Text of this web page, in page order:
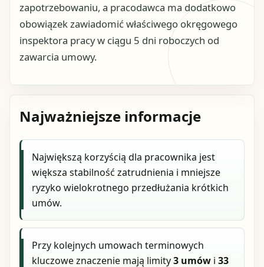
zapotrzebowaniu, a pracodawca ma dodatkowo
obowiązek zawiadomić właściwego okręgowego
inspektora pracy w ciągu 5 dni roboczych od
zawarcia umowy.
Najważniejsze informacje
Największą korzyścią dla pracownika jest
większa stabilność zatrudnienia i mniejsze
ryzyko wielokrotnego przedłużania krótkich
umów.
Przy kolejnych umowach terminowych
kluczowe znaczenie mają limity3 umów i33